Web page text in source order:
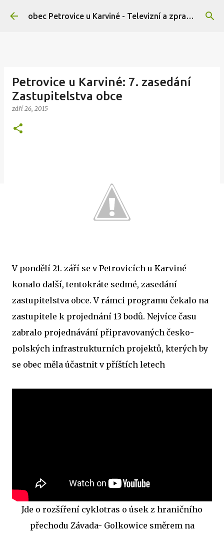
Přeskočit na hlavní obsah obec Petrovice u Karviné - Televizní a zpravodajský portál
Petrovice u Karviné: 7. zasedání
Zastupitelstva obce
září 26, 2015
V pondělí 21. září se v Petrovicích u Karviné
konalo další, tentokráte sedmé, zasedání
zastupitelstva obce. V rámci programu čekalo na
zastupitele k projednání 13 bodů. Nejvíce času
zabralo projednávání připravovaných česko-
polských infrastrukturních projektů, kterých by
se obec měla účastnit v příštích letech
Jde o rozšíření cyklotras o úsek z hraničního
přechodu Závada- Golkowice směrem na